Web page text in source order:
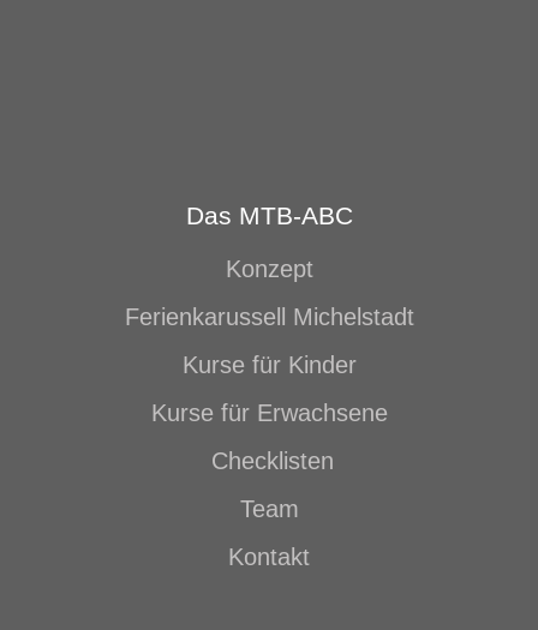
Das MTB-ABC
Konzept
Ferienkarussell Michelstadt
Kurse für Kinder
Kurse für Erwachsene
Checklisten
Team
Kontakt